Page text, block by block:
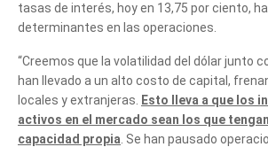
tasas de interés, hoy en 13,75 por ciento,
determinantes en las operaciones.
“Creemos que la volatilidad del dólar junto
han llevado a un alto costo de capital,
locales y extranjeras.
Esto lleva a que los
activos en el mercado sean los que
capacidad propia . Se han pausado